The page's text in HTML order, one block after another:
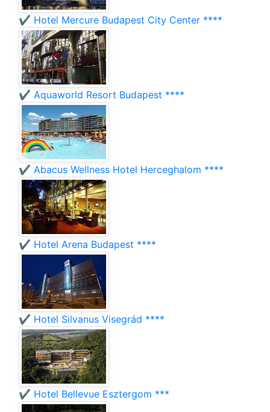
✔️ Hotel Mercure Budapest City Center ****
✔️ Aquaworld Resort Budapest ****
✔️ Abacus Wellness Hotel Herceghalom ****
✔️ Hotel Arena Budapest ****
✔️ Hotel Silvanus Visegrád ****
✔️ Hotel Bellevue Esztergom ***